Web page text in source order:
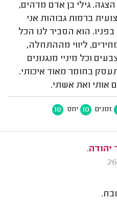
גילי בן אדם מדהים,
ברמות גבוהות אני
הוא הסביר לנו הכל
ליווי מההתחלה,
וכל מיניי מנגנונים
בחומר מאוד איכותי.
אותי ואת אשתי.
זמנים 10 יחס 10
יהודה.